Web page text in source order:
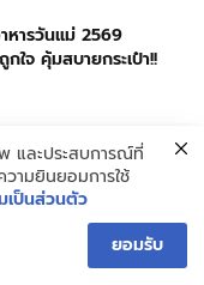
หารวันแม่ 2569
ใจ คุ้มสบายกระเป๋า!!
ตัวท็อป วัตถุดิบพรีเมียม
ต้องไม่พลาด!!
และประสบการณ์ที่
วามยินยอมการใช้
เป็นส่วนตัว
ยอมรับ